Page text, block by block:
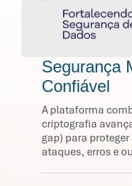
Segurança
Confiável
A plataforma
criptografia
gap) para
ataques, erros e